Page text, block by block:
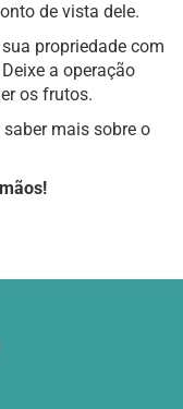
de vista dele.
propriedade com
a operação
os frutos.
saber mais sobre o